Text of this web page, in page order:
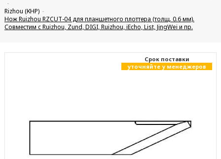
Rizhou (КНР)
Нож Ruizhou RZCUT-04 для планшетного плоттера (толщ. 0.6 мм).
Совместим с Ruizhou, Zund, DIGI, Ruizhou, iEcho, List, JingWei и пр.
Cрок поставки
уточняйте у менеджеров